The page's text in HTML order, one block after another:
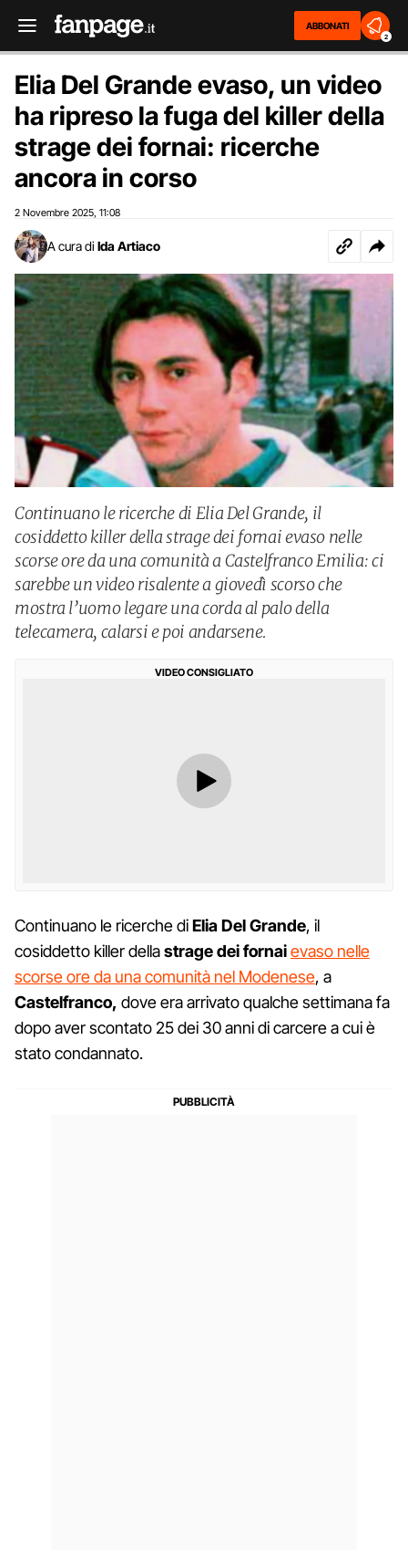
ABBONATI
2
Elia Del Grande evaso, un video
ha ripreso la fuga del killer della
strage dei fornai: ricerche
ancora in corso
2 Novembre 2025 11:08
A cura di Ida Artiaco
Continuano le ricerche di Elia Del Grande, il
cosiddetto killer della strage dei fornai evaso nelle
scorse ore da una comunità a Castelfranco Emilia: ci
sarebbe un video risalente a giovedì scorso che
mostra l’uomo legare una corda al palo della
telecamera, calarsi e poi andarsene.
VIDEO CONSIGLIATO
Continuano le ricerche diEliaDelGrande, il
cosiddetto killer dellastrage dei fornaievaso nelle
scorse ore da una comunità nel Modenese, a
Castelfranco, dove era arrivato qualche settimana fa
dopo aver scontato 25 dei 30 anni di carcere a cui è
stato condannato.